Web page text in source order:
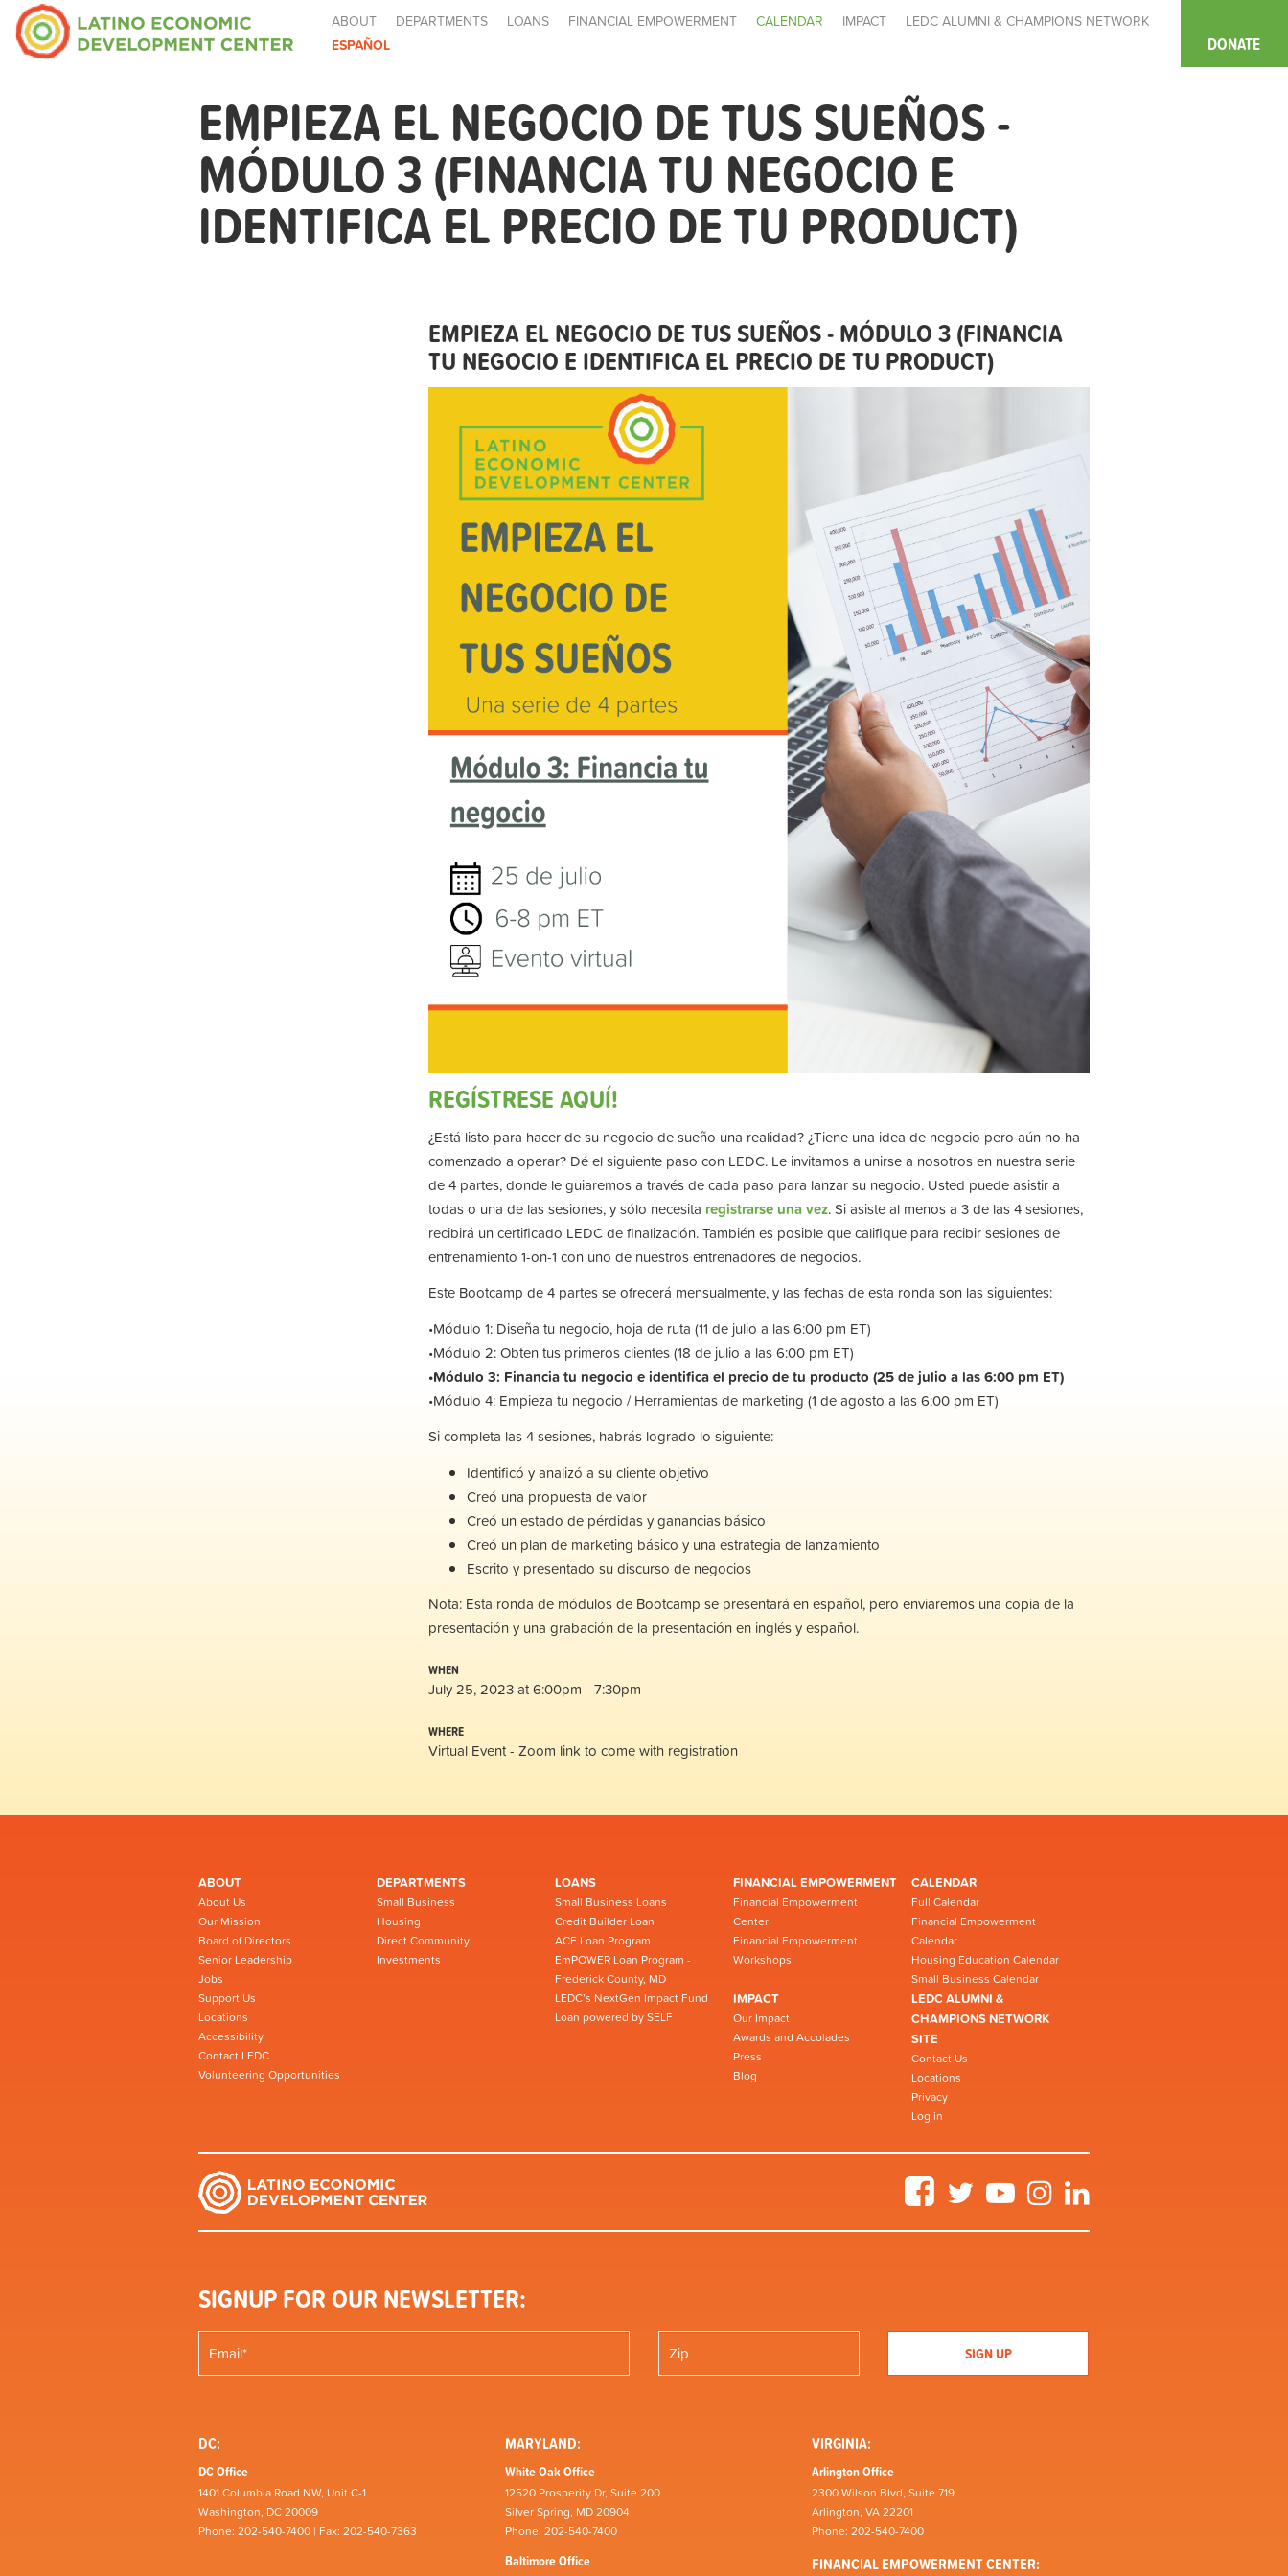
ABOUT DEPARTMENTS LOANS FINANCIAL EMPOWERMENT CALENDAR IMPACT
LEDC ALUMNI & CHAMPIONS NETWORK
ESPAÑOL
DONATE
EMPIEZA EL NEGOCIO DE TUS SUEÑOS -
MÓDULO 3 (FINANCIA TU NEGOCIO E
IDENTIFICA EL PRECIO DE TU PRODUCT)
EMPIEZA EL NEGOCIO DE TUS SUEÑOS - MÓDULO 3 (FINANCIA
TU NEGOCIO E IDENTIFICA EL PRECIO DE TU PRODUCT)
REGÍSTRESE AQUÍ!
¿Está listo para hacer de su negocio de sueño una realidad? ¿Tiene una idea de negocio pero aún no ha
comenzado a operar? Dé el siguiente paso con LEDC. Le invitamos a unirse a nosotros en nuestra serie
de 4 partes, donde le guiaremos a través de cada paso para lanzar su negocio. Usted puede asistir a
todas o una de las sesiones, y sólo necesita registrarse una vez. Si asiste al menos a 3 de las 4 sesiones,
recibirá un certificado LEDC de finalización. También es posible que califique para recibir sesiones de
entrenamiento 1-on-1 con uno de nuestros entrenadores de negocios.
Este Bootcamp de 4 partes se ofrecerá mensualmente, y las fechas de esta ronda son las siguientes:
•Módulo 1: Diseña tu negocio, hoja de ruta (11 de julio a las 6:00 pm ET)
•Módulo 2: Obten tus primeros clientes (18 de julio a las 6:00 pm ET)
•Módulo 3: Financia tu negocio e identifica el precio de tu producto (25 de julio a las 6:00 pm ET)
•Módulo 4: Empieza tu negocio / Herramientas de marketing (1 de agosto a las 6:00 pm ET)
Si completa las 4 sesiones, habrás logrado lo siguiente:
Identificó y analizó a su cliente objetivo
Creó una propuesta de valor
Creó un estado de pérdidas y ganancias básico
Creó un plan de marketing básico y una estrategia de lanzamiento
Escrito y presentado su discurso de negocios
Nota: Esta ronda de módulos de Bootcamp se presentará en español, pero enviaremos una copia de la
presentación y una grabación de la presentación en inglés y español.
WHEN
July 25, 2023 at 6:00pm - 7:30pm
WHERE
Virtual Event - Zoom link to come with registration
ABOUT
About Us
Our Mission
Board of Directors
Senior Leadership
Jobs
Support Us
Locations
Accessibility
Contact LEDC
Volunteering Opportunities
DEPARTMENTS
Small Business
Housing
Direct Community
Investments
LOANS
Small Business Loans
Credit Builder Loan
ACE Loan Program
EmPOWER Loan Program -
Frederick County, MD
LEDC’s NextGen Impact Fund
Loan powered by SELF
FINANCIAL EMPOWERMENT
Financial Empowerment
Center
Financial Empowerment
Workshops
CALENDAR
Full Calendar
Financial Empowerment
Calendar
Housing Education Calendar
Small Business Calendar
IMPACT
Our Impact
Awards and Accolades
Press
Blog
LEDC ALUMNI &
CHAMPIONS NETWORK
SITE
Contact Us
Locations
Privacy
Log in
FacebookTwitter YouTubeInstagram
SIGNUP FOR OUR NEWSLETTER:
DC:
DC Office
1401 Columbia Road NW, Unit C-1
Washington, DC 20009
Phone: 202-540-7400 | Fax: 202-540-7363
MARYLAND:
White Oak Office
12520 Prosperity Dr, Suite 200
Silver Spring, MD 20904
Phone: 202-540-7400
Baltimore Office
VIRGINIA:
Arlington Office
2300 Wilson Blvd, Suite 719
Arlington, VA 22201
Phone: 202-540-7400
FINANCIAL EMPOWERMENT CENTER: